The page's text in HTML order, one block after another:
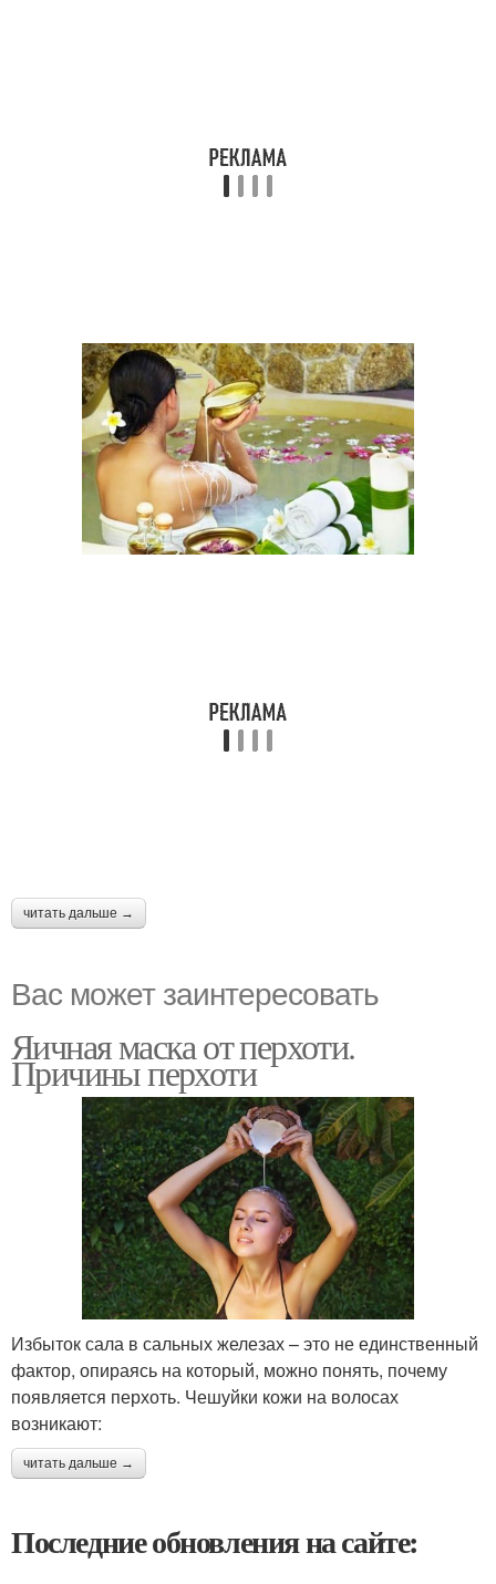
читать дальше →
Вас может заинтересовать
Яичная маска от перхоти.
Причины перхоти
Избыток сала в сальных железах – это не единственный
фактор, опираясь на который, можно понять, почему
появляется перхоть. Чешуйки кожи на волосах
возникают:
читать дальше →
Последние обновления на сайте: